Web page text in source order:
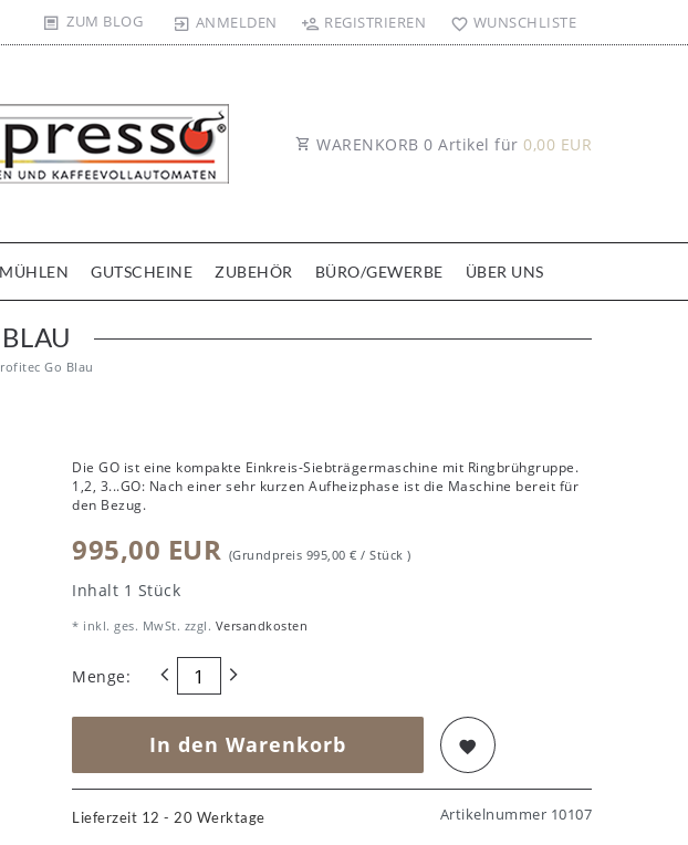
ZUM BLOG ANMELDEN REGISTRIEREN WUNSCHLISTE
WARENKORB 0 Artikel für 0,00 EUR
GUTSCHEINE ZUBEHÖR BÜRO/GEWERBE ÜBER UNS
Go Blau
Die GO ist eine kompakte Einkreis-Siebträgermaschine mit Ringbrühgruppe.
1,2, 3...GO: Nach einer sehr kurzen Aufheizphase ist die Maschine bereit für
den Bezug.
995,00 EUR (Grundpreis 995,00 € / Stück )
Inhalt 1 Stück
* inkl. ges. MwSt. zzgl. Versandkosten
Menge:
In den Warenkorb
Lieferzeit 12 - 20 Werktage Artikelnummer 10107